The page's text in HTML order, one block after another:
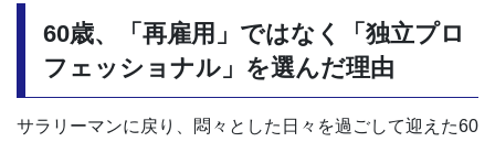
60歳、「再雇用」ではなく「独立プロ
フェッショナル」を選んだ理由
サラリーマンに戻り、悶々とした日々を過ごして迎えた60